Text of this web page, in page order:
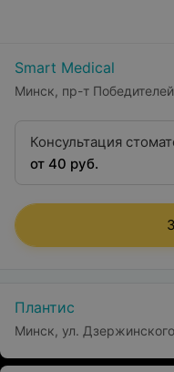
Smart Medical
Минск, пр-т
Консультация
от 40 руб.
Плантис
Минск, ул.